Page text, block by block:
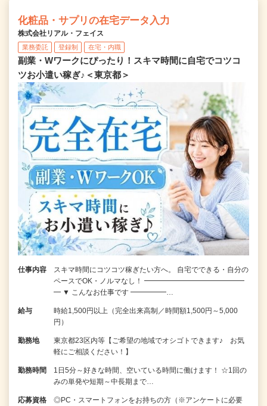
化粧品・サプリの在宅データ入力
株式会社リアル・フェイス
業務委託 登録制 在宅・内職
副業・Wワークにぴったり！スキマ時間に自宅でコツコ
ツお小遣い稼ぎ♪＜東京都＞
仕事内容
スキマ時間にコツコツ稼ぎたい方へ。 自宅でできる・自分の
ペースでOK・ノルマなし！ ━━━━━━━━━━━━━━
━ ▼ こんなお仕事です ━━━━━…
給与
時給1,500円以上（完全出来高制／時間額1,500円～5,000
円）
勤務地
東京都23区内等【ご希望の地域でオシゴトできます♪ お気
軽にご相談ください！】
勤務時間
1日5分～好きな時間、空いている時間に働けます！ ☆1回の
みの単発や短期～中長期まで…
応募資格
◎PC・スマートフォンをお持ちの方（※アンケートに必要